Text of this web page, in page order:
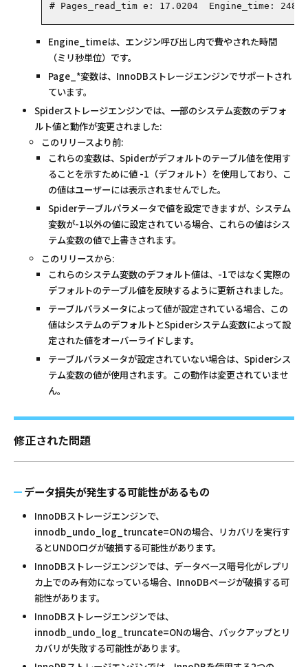
# Pages_read_tim e: 17.0204  Engine_time:
Engine_timeは、エンジン呼び出し内で費やされた時間
（ミリ秒単位）です。
Page_*変数は、InnoDBストレージエンジンでサポートされ
ています。
Spiderストレージエンジンでは、一部のシステム変数のデフォ
ルト値と動作が変更されました:
このリリースより前:
これらの変数は、Spiderがデフォルトのテーブル値を使用す
ることを示すために値 -1（デフォルト）を使用しており、こ
の値はユーザーには表示されませんでした。
Spiderテーブルパラメータで値を設定できますが、システム
変数が-1以外の値に設定されている場合、これらの値はシス
テム変数の値で上書きされます。
このリリースから:
これらのシステム変数のデフォルト値は、-1ではなく実際の
デフォルトのテーブル値を反映するように更新されました。
テーブルパラメータによって値が設定されている場合、この
値はシステムのデフォルトとSpiderシステム変数によって設
定された値をオーバーライドします。
テーブルパラメータが設定されていない場合は、Spiderシス
テム変数の値が使用されます。この動作は変更されていませ
ん。
修正された問題
データ損失が発生する可能性があるもの
InnoDBストレージエンジンで、
innodb_undo_log_truncate=ONの場合、リカバリを実行す
るとUNDOログが破損する可能性があります。
InnoDBストレージエンジンでは、データベース暗号化がレプリ
カ上でのみ有効になっている場合、InnoDBページが破損する可
能性があります。
InnoDBストレージエンジンでは、
innodb_undo_log_truncate=ONの場合、バックアップとリ
カバリが失敗する可能性があります。